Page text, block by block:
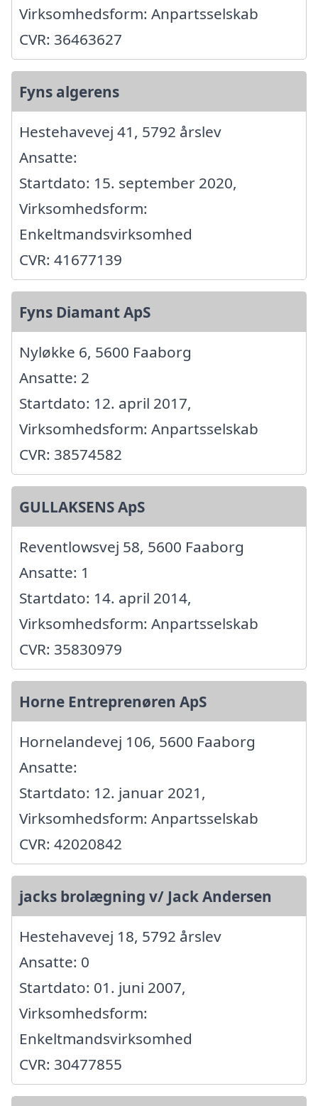
Virksomhedsform: Anpartsselskab
CVR: 36463627
Fyns algerens
Hestehavevej 41, 5792 årslev
Ansatte:
Startdato: 15. september 2020,
Virksomhedsform:
Enkeltmandsvirksomhed
CVR: 41677139
Fyns Diamant ApS
Nyløkke 6, 5600 Faaborg
Ansatte: 2
Startdato: 12. april 2017,
Virksomhedsform: Anpartsselskab
CVR: 38574582
GULLAKSENS ApS
Reventlowsvej 58, 5600 Faaborg
Ansatte: 1
Startdato: 14. april 2014,
Virksomhedsform: Anpartsselskab
CVR: 35830979
Horne Entreprenøren ApS
Hornelandevej 106, 5600 Faaborg
Ansatte:
Startdato: 12. januar 2021,
Virksomhedsform: Anpartsselskab
CVR: 42020842
jacks brolægning v/ Jack Andersen
Hestehavevej 18, 5792 årslev
Ansatte: 0
Startdato: 01. juni 2007,
Virksomhedsform:
Enkeltmandsvirksomhed
CVR: 30477855